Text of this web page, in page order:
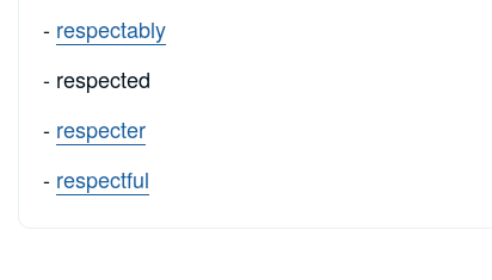
- respectably
- respected
- respecter
- respectful